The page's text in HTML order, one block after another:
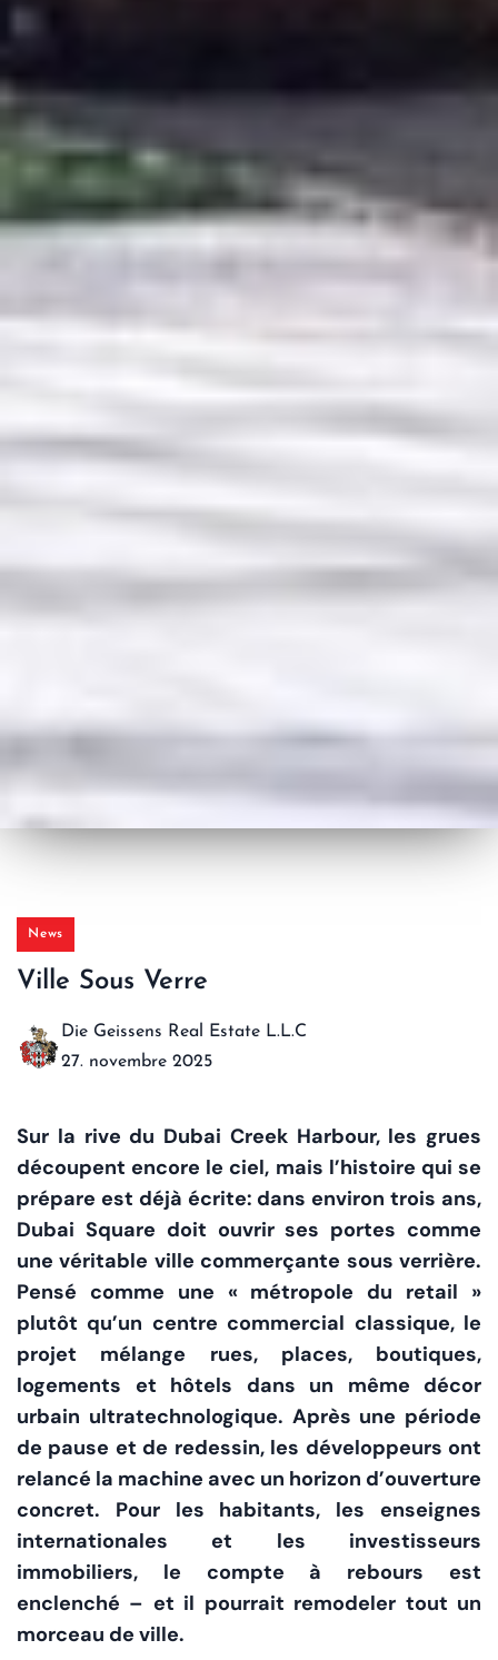
News
Ville Sous Verre
Die Geissens Real Estate L.L.C
27. novembre 2025
Sur la rive du Dubai Creek Harbour, les grues
découpent encore le ciel, mais l’histoire qui se
prépare est déjà écrite: dans environ trois ans,
Dubai Square doit ouvrir ses portes comme
une véritable ville commerçante sous verrière.
Pensé comme une « métropole du retail »
plutôt qu’un centre commercial classique, le
projet mélange rues, places, boutiques,
logements et hôtels dans un même décor
urbain ultratechnologique. Après une période
de pause et de redessin, les développeurs ont
relancé la machine avec un horizon d’ouverture
concret. Pour les habitants, les enseignes
internationales et les investisseurs
immobiliers, le compte à rebours est
enclenché – et il pourrait remodeler tout un
morceau de ville.